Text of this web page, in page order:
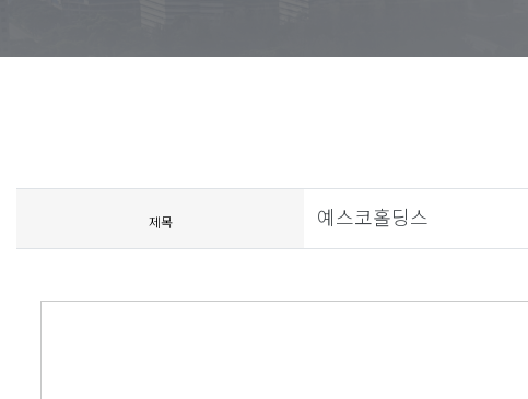
제목 예스코홀딩스